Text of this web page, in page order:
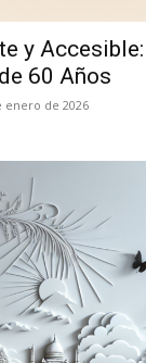
y
60 Años
enero de 2026